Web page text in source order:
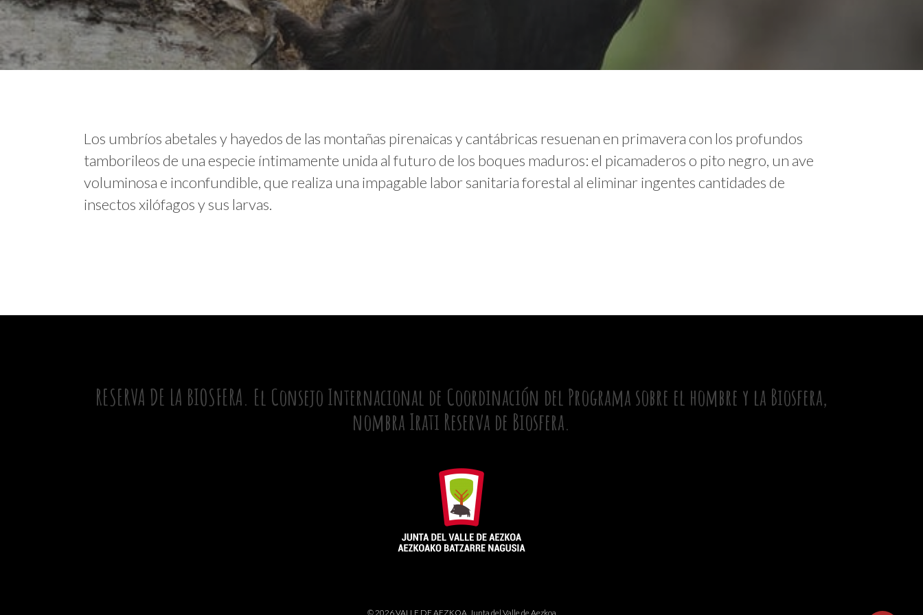
Los umbríos abetales y hayedos de las montañas pirenaicas y cantábricas resuenan en primavera con los profundos
tamborileos de una especie íntimamente unida al futuro de los boques maduros: el picamaderos o pito negro, un ave
voluminosa e inconfundible, que realiza una impagable labor sanitaria forestal al eliminar ingentes cantidades de
insectos xilófagos y sus larvas.
RESERVA DE LA BIOSFERA. El Consejo Internacional de Coordinación del Programa sobre el hombre y la Biosfera,
nombra Irati Reserva de Biosfera.
© 2026 VALLE DE AEZKOA. Junta del Valle de Aezkoa